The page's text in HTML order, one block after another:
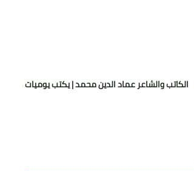
عماد الدين محمد | يكتب يوميات شاعر وقصيدة :